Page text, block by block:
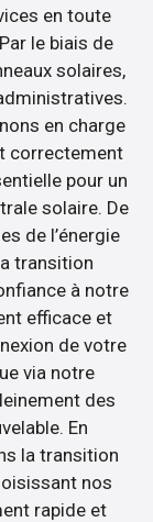
en toute
le biais de
solaires,
en charge
correctement
pour un
solaire. De
de l’énergie
transition
à notre
efficace et
de votre
via notre
des
En
la transition
nos
rapide et